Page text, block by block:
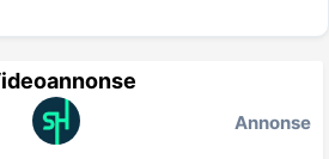
Annonse